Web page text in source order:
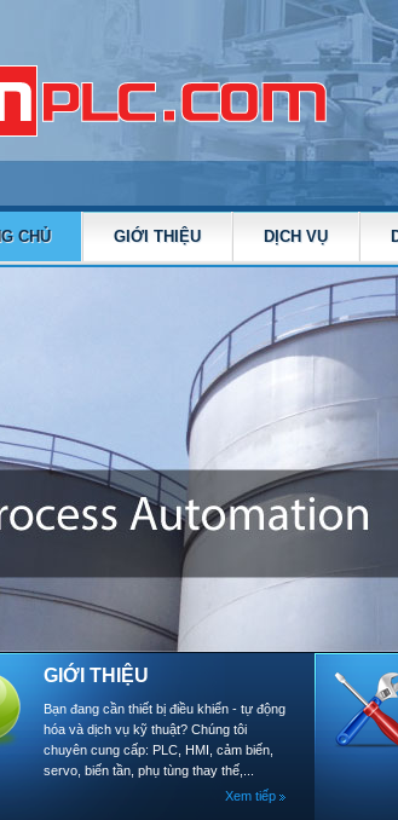
CHỦ GIỚI THIỆU DỊCH VỤ
GIỚI THIỆU
Bạn đang cần thiết bị điều khiển - tự động
hóa và dịch vụ kỹ thuật? Chúng tôi
chuyên cung cấp: PLC, HMI, cảm biến,
servo, biến tần, phụ tùng thay thế,...
Xem tiếp